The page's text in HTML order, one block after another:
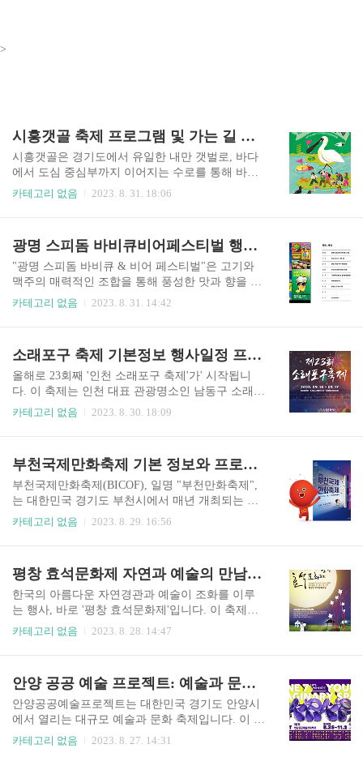
>
시흥갯골 축제 프로그램 및 가는 길 소개
시흥갯골은 경기도에서 유일한 내만 갯벌로, 바다
에서 도심 중심부까지 이어지는 수로를 통해 바닷
물이 들어오고 나가고 있어 멋진 풍경을 자랑합니
아래 홈페이지에 있습니다. 시흥갯골 축제 홈페이
지 가기 시흥갯골 축제 기본 정보 기간 2023.09.22.
(금) ~ 2023.09.24. (일) 시간 10:00 ~ 20:00 장소 시
흥갯골생태공원 주최 시흥시 주관 시흥갯골축제추
진위원회 요금 무료(일부체험프로그램 유료) 시흥
목 그대로 자연 생태의 중요성을 포함하여 시흥 염
전..
카테고리 없음 2023. 8. 31. 18:06
광명 스피돔 바비큐비어페스티벌 행사일정 출연진 예약 방법 등 총정리
"광명 스피돔 바비큐 & 비어 페스티벌"은 고기와
맥주의 매력적인 조합을 통해 풍성한 맛과 향을 누
릴 수 있는 특별한 축제입니다. 다양한 먹거리와 음
사를 놓치지 마세요. 아래 홈페이지에 자세한 정보
가 나와 있으며 예약 방법도 있습니다. 광명 스피돔
바비큐비어페스티벌 홈페이지 가기 광명 스피돔
바비큐비어페스티벌 예약하러 가기 광명 스피돔
바비큐비어페스티벌 기본 정보 기간 2023.08.26 - 2
격 바비큐맥주패키지 100,000 원 맥주패키지 60,00
0 ..
카테고리 없음 2023. 8. 31. 14:42
소래포구 축제 기본정보 행사일정 프로그램 소개
올해로 23회째 '인천 소래포구 축제'가' 시작됩니
다. 이 축제는 인천 대표 관광명소인 남동구 소래포
구 펼쳐지는 행사로 새우, 꽃게, 젓갈 등이 넘쳐나
텐츠가 곳곳이 배치돼 관광객들의 흥미를 끌게 할
예정입니다. 자세한 소식은 아래 홈페이지에 들어
가셔서 확인하시면 됩니다. 소래포구 축제 홈페이
지 가기 소래포구 축제 기본정보 기간 2023.09.15.
(금) ~ 2023.09.17. (일) 시간 11:00 ~ 21:00 장소 소
중심주제를 ‘소래바다’로 정하고, 다양한..
카테고리 없음 2023. 8. 30. 18:09
부천국제만화축제 기본 정보와 프로그램 소개
부천국제만화축제(BICOF), 일명 "부천만화축제",
는 대한민국 경기도 부천시에서 매년 개최되는 국
제적인 만화와 애니메이션을 주제로 한 대규모 축
국내외에서 많은 관심을 받고 있습니다. 더 자세히
알고 싶으신 분들은 여기 아래 주소 링크 타고 오시
면 됩니다. 부천국제만화 축제 홈페이지 가기 부천
국제만화축제 기본 정보 개최지역 경기도 부천시
개최기간 2023. 9. 14. ~ 17. / 10:00~18:00 축제성격
령 가능 주최/주관기관 (재)한국만화영상진흥원 문
의 부..
카테고리 없음 2023. 8. 29. 16:56
평창 효석문화제 자연과 예술의 만남 축제 소개 총정리
한국의 아름다운 자연경관과 예술이 조화를 이루
는 행사, 바로 '평창 효석문화제'입니다. 이 축제는
강원도 평창군에서 매년 열리며, 자연 속에서 예술
키고 있습니다. 자세한 정보를 알고 싶으시면 아래
홈페이지로 가시면 됩니다 평창 효석문화제 홈페
이지 가기 평창 효석문화제 기본 정보 기간 2023.0
9.08. (금) ~ 2023.09.17. (일) 시간 10:00 ~ 18:00 장
소 효석문화마을 일원 주최 (사)이효석문학선양회
카테고리 없음 2023. 8. 28. 14:47
안양 공공 예술 프로젝트: 예술과 문화가 만나는 축제*
안양공공예술프로젝트는 대한민국 경기도 안양시
에서 열리는 대규모 예술과 문화 축제입니다. 이 축
제는 지역 주민들과 예술가들을 연결하고 참여를
카테고리 없음 2023. 8. 27. 14:31